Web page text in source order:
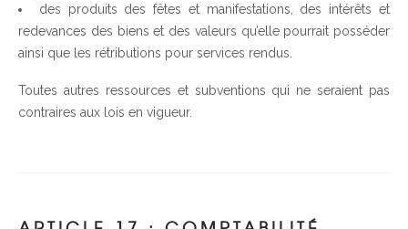
des produits des fêtes et manifestations, des intérêts et
redevances des biens et des valeurs qu’elle pourrait posséder
ainsi que les rétributions pour services rendus.
Toutes autres ressources et subventions qui ne seraient pas
contraires aux lois en vigueur.